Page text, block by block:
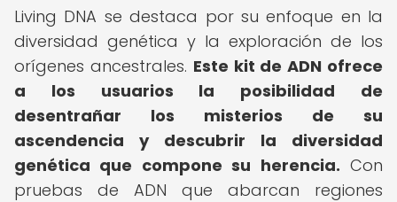
Living DNA se destaca por su enfoque en la
diversidad genética y la exploración de los
orígenes ancestrales. Este kit de ADN ofrece
a los usuarios la posibilidad de
desentrañar los misterios de su
ascendencia y descubrir la diversidad
genética que compone su herencia. Con
pruebas de ADN que abarcan regiones